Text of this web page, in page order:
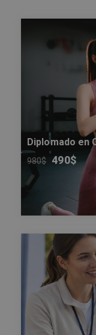
Diplomado en
980$ 490$